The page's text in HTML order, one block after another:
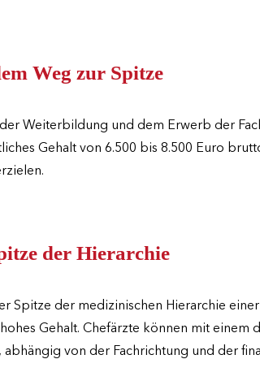
Weg zur Spitze
Weiterbildung und dem Erwerb der
Gehalt von 6.500 bis 8.500 Euro
der Hierarchie
Spitze der medizinischen Hierarchie
Gehalt. Chefärzte können mit
von der Fachrichtung und der